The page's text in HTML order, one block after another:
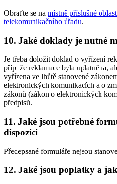
Obraťte se na místně příslušné
telekomunikačního úřadu.
10. Jaké doklady je nutné
Je třeba doložit doklad o vyřízení
příp. že reklamace byla uplatněna,
vyřízena ve lhůtě stanovené
elektronických komunikacích a o
zákonů (zákon o elektronických
předpisů.
11. Jaké jsou potřebné
dispozici
Předepsané formuláře nejsou
12. Jaké jsou poplatky a